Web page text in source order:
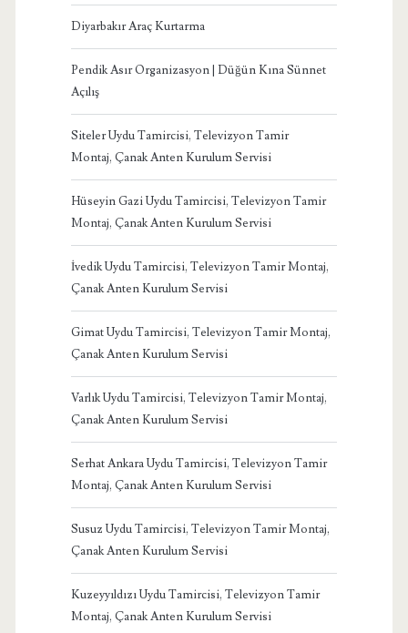
Diyarbakır Araç Kurtarma
Pendik Asır Organizasyon | Düğün Kına Sünnet
Açılış
Siteler Uydu Tamircisi, Televizyon Tamir
Montaj, Çanak Anten Kurulum Servisi
Hüseyin Gazi Uydu Tamircisi, Televizyon Tamir
Montaj, Çanak Anten Kurulum Servisi
İvedik Uydu Tamircisi, Televizyon Tamir Montaj,
Çanak Anten Kurulum Servisi
Gimat Uydu Tamircisi, Televizyon Tamir Montaj,
Çanak Anten Kurulum Servisi
Varlık Uydu Tamircisi, Televizyon Tamir Montaj,
Çanak Anten Kurulum Servisi
Serhat Ankara Uydu Tamircisi, Televizyon Tamir
Montaj, Çanak Anten Kurulum Servisi
Susuz Uydu Tamircisi, Televizyon Tamir Montaj,
Çanak Anten Kurulum Servisi
Kuzeyyıldızı Uydu Tamircisi, Televizyon Tamir
Montaj, Çanak Anten Kurulum Servisi